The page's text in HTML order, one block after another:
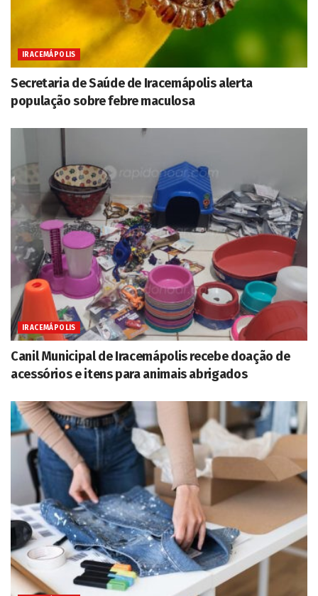
IRACEMÁPOLIS
Secretaria de Saúde de Iracemápolis alerta
população sobre febre maculosa
IRACEMÁPOLIS
Canil Municipal de Iracemápolis recebe doação de
acessórios e itens para animais abrigados